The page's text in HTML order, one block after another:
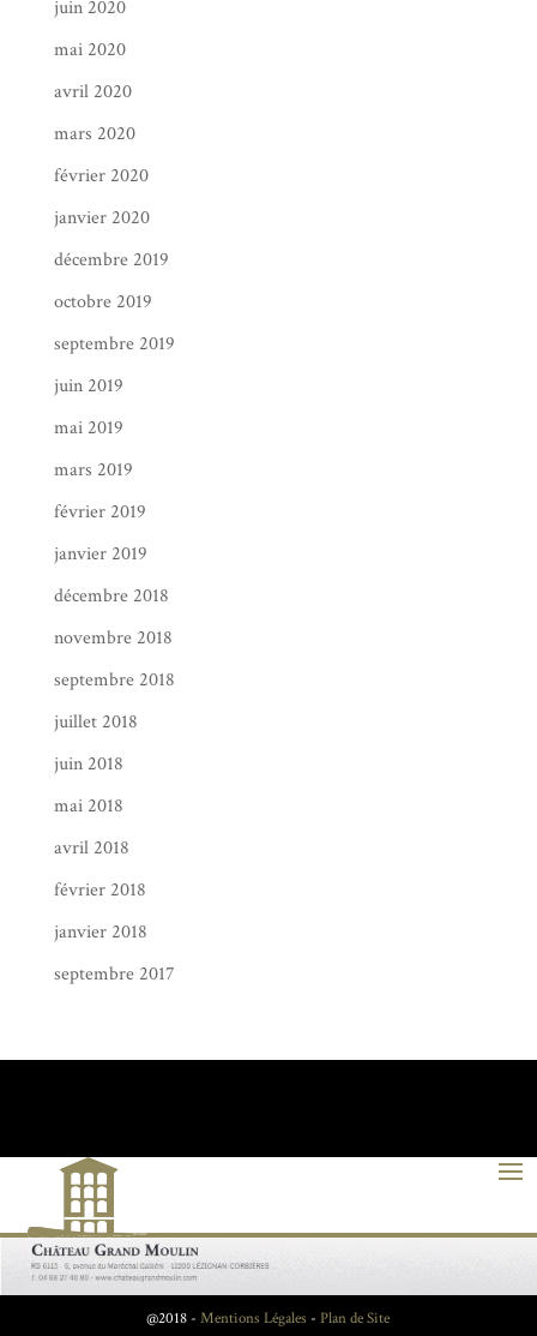
juin 2020
mai 2020
avril 2020
mars 2020
février 2020
janvier 2020
décembre 2019
octobre 2019
septembre 2019
juin 2019
mai 2019
mars 2019
février 2019
janvier 2019
décembre 2018
novembre 2018
septembre 2018
juillet 2018
juin 2018
mai 2018
avril 2018
février 2018
janvier 2018
septembre 2017
@2018 - Mentions Légales - Plan de Site